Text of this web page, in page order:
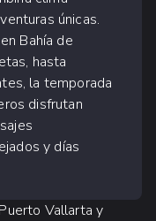
únicas.
Bahía de
hasta
la temporada
disfrutan
y días
Vallarta y